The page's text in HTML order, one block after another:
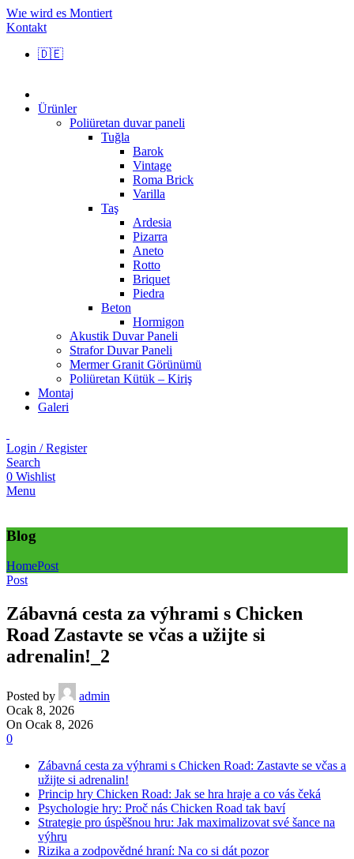
Wıe wird es Montiert
Kontakt
🇩🇪
Ürünler
Poliüretan duvar paneli
Tuğla
Barok
Vintage
Roma Brick
Varilla
Taş
Ardesia
Pizarra
Aneto
Rotto
Briquet
Piedra
Beton
Hormigon
Akustik Duvar Paneli
Strafor Duvar Paneli
Mermer Granit Görünümü
Poliüretan Kütük – Kiriş
Montaj
Galeri
Login / Register
Search
0 Wishlist
Menu
Blog
HomePost
Post
Zábavná cesta za výhrami s Chicken
Road Zastavte se včas a užijte si
adrenalin!_2
Posted by
admin
Ocak 8, 2026
On Ocak 8, 2026
0
Zábavná cesta za výhrami s Chicken Road: Zastavte se včas a
užijte si adrenalin!
Princip hry Chicken Road: Jak se hra hraje a co vás čeká
Psychologie hry: Proč nás Chicken Road tak baví
Strategie pro úspěšnou hru: Jak maximalizovat své šance na
výhru
Rizika a zodpovědné hraní: Na co si dát pozor